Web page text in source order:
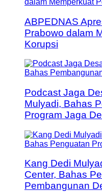
ABPEDNAS
Prabowo dalam
Korupsi
Podcast Jaga
Mulyadi, Bahas
Program Jaga
Kang Dedi
Center, Bahas
Pembangunan